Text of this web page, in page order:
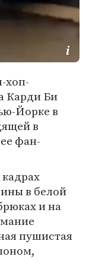
хоп-
Карди Би
Йорке в
в
фан-
в белой
и на
пушистая